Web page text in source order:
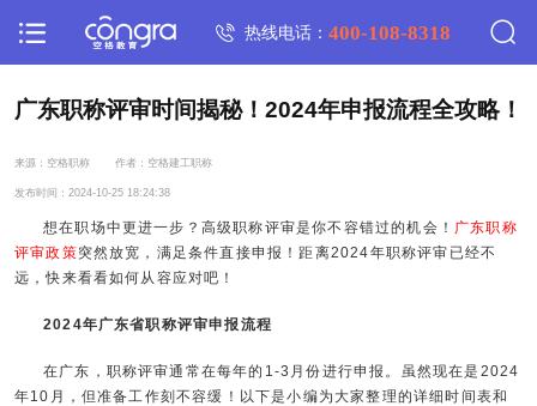
热线电话：400-108-8318
广东职称评审时间揭秘！2024年申报流程全攻略！
来源：空格职称 作者：空格建工职称
发布时间：2024-10-25 18:24:38
想在职场中更进一步？高级职称评审是你不容错过的机会！ 广东职称
评审政策突然放宽，满足条件直接申报！距离2024年职称评审已经不
远，快来看看如何从容应对吧！
2024年广东省职称评审申报流程
在广东，职称评审通常在每年的1-3月份进行申报。虽然现在是2024
年10月，但准备工作刻不容缓！以下是小编为大家整理的详细时间表和